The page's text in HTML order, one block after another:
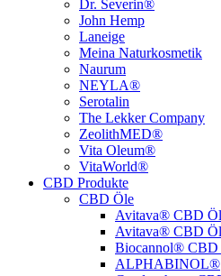
Dr. Severin®
John Hemp
Laneige
Meina Naturkosmetik
Naurum
NEYLA®
Serotalin
The Lekker Company
ZeolithMED®
Vita Oleum®
VitaWorld®
CBD Produkte
CBD Öle
Avitava® CBD
Avitava® CBD
Biocannol® CBD
ALPHABINOL®